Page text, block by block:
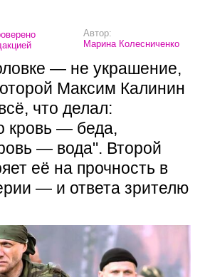
Автор:
Марина Колесниченко
— не украшение,
Максим Калинин
что делал:
кровь — беда,
— вода". Второй
её на прочность в
— и ответа зрителю